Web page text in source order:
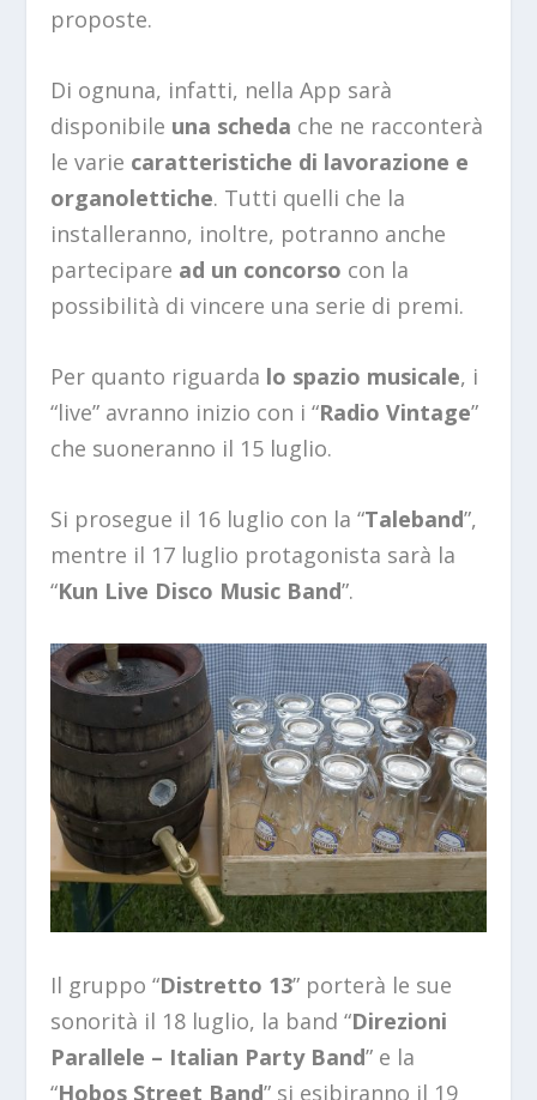
proposte.
Di ognuna, infatti, nella App sarà
disponibile una scheda che ne racconterà
le varie caratteristiche di lavorazione e
organolettiche. Tutti quelli che la
installeranno, inoltre, potranno anche
partecipare ad un concorso con la
possibilità di vincere una serie di premi.
Per quanto riguarda lo spazio musicale, i
“live” avranno inizio con i “Radio Vintage”
che suoneranno il 15 luglio.
Si prosegue il 16 luglio con la “Taleband”,
mentre il 17 luglio protagonista sarà la
“Kun Live Disco Music Band”.
Il gruppo “Distretto 13” porterà le sue
sonorità il 18 luglio, la band “Direzioni
Parallele – Italian Party Band” e la
“Hobos Street Band” si esibiranno il 19